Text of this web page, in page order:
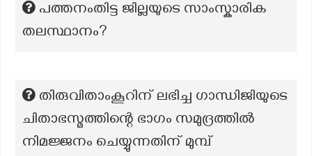
പത്തനംതിട്ട ജില്ലയുടെ സാംസ്കാരിക
തലസ്ഥാനം?
തിരുവിതാംകൂറിന് ലഭിച്ച ഗാന്ധിജിയുടെ
ചിതാഭസ്മത്തിന്റെ ഭാഗം സമുദ്രത്തിൽ
നിമജ്ജനം ചെയ്യുന്നതിന് മുമ്പ്